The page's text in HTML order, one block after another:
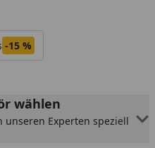
-15 %
wählen
unseren Experten speziell